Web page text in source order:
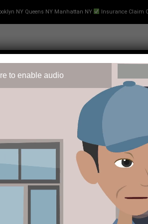
NY Queens NY Manhattan NY Insurance Claim
Text-Collision-Estimate
oferując graczom coraz
Platforma ta zdobyła uznanie
do
to enable audio